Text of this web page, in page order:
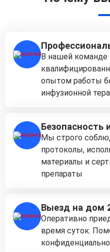
В нашей команде
опытом работы
инфузионной
Безопасность
Мы строго
протоколы,
материалы и
препараты
Выезд на дом
Оперативно
время суток.
конфиденциально